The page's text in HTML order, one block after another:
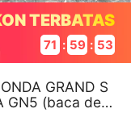
TERBATAS
71 : 59 : 53
GRAND S
GN5 (baca des